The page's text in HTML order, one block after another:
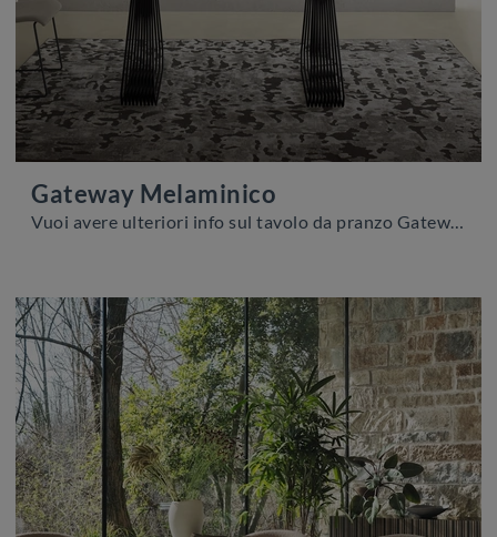
Gateway Melaminico
Vuoi avere ulteriori info sul tavolo da pranzo Gateway Melaminico di Zamagna? Clicca e ottieni informazioni sui modelli allungabili del marchio.